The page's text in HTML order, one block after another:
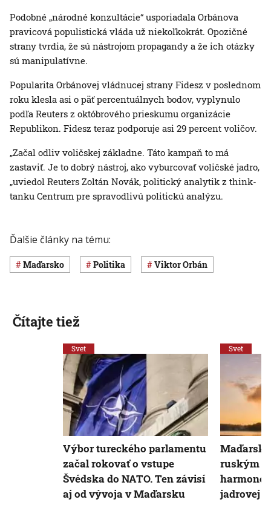
Podobné „národné konzultácie“ usporiadala Orbánova
pravicová populistická vláda už niekoľkokrát. Opozičné
strany tvrdia, že sú nástrojom propagandy a že ich otázky
sú manipulatívne.
Popularita Orbánovej vládnucej strany Fidesz v poslednom
roku klesla asi o päť percentuálnych bodov, vyplynulo
podľa Reuters z októbrového prieskumu organizácie
Republikon. Fidesz teraz podporuje asi 29 percent voličov.
„Začal odliv voličskej základne. Táto kampaň to má
zastaviť. Je to dobrý nástroj, ako vyburcovať voličské jadro,
„uviedol Reuters Zoltán Novák, politický analytik z think-
tanku Centrum pre spravodlivú politickú analýzu.
Ďalšie články na tému:
Maďarsko Politika Viktor Orbán
Čítajte tiež
Svet
Výbor tureckého parlamentu
začal rokovať o vstupe
Švédska do NATO. Ten závisí
aj od vývoja v Maďarsku
Svet
ruským
jadrovej